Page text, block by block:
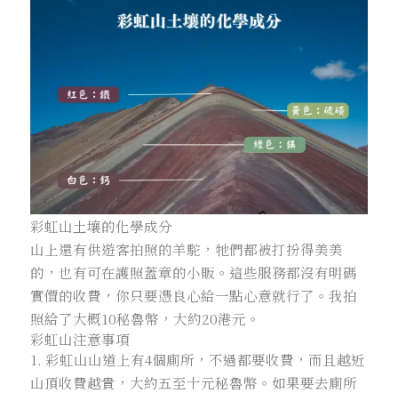
彩虹山土壤的化學成分
山上還有供遊客拍照的羊駝，牠們都被打扮得美美
的，也有可在護照蓋章的小販。這些服務都沒有明碼
實價的收費，你只要憑良心給一點心意就行了。我拍
照給了大概10秘魯幣，大約20港元。
彩虹山注意事項
1. 彩虹山山道上有4個廁所，不過都要收費，而且越近
山頂收費越貴，大約五至十元秘魯幣。如果要去廁所